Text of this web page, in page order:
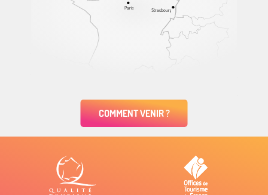
Paris Strasbourg
COMMENT VENIR ?